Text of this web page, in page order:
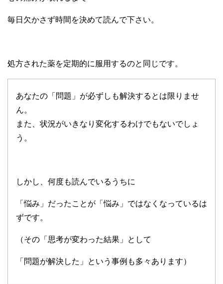
毎日欠かさず時間を決めて読んで下さい。
処方された薬を定期的に服用するのと同じです。
あなたの「問題」が必ずしも解決するとは限りませ
ん。
また、状況がいきなり変化するわけでもないでしょ
う。
しかし、何度も読んでいるうちに
「悩み」だったことが「悩み」ではなくなっているは
ずです。
（その「思考が変わった結果」として
「問題が解決した」という事例も多々あります）